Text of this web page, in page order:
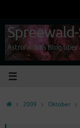
springen
Astrofan80's Blog
Start2009 Oktober